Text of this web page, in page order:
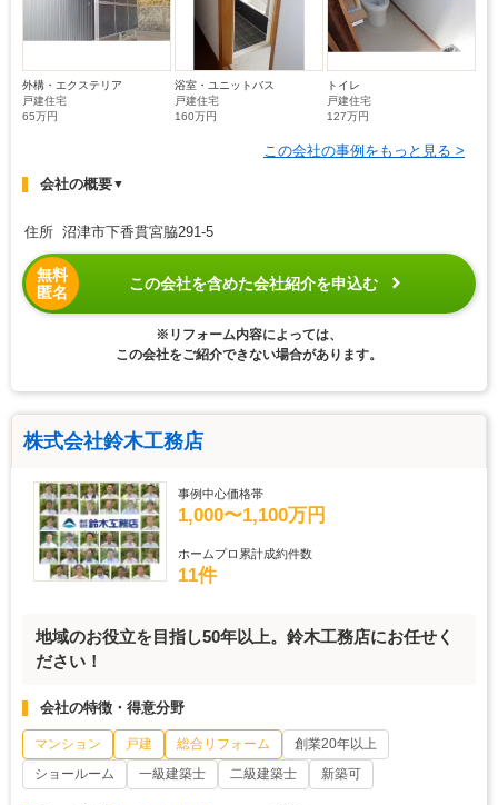
外構・エクステリア
戸建住宅
65万円
浴室・ユニットバス
戸建住宅
160万円
トイレ
戸建住宅
127万円
この会社の事例をもっと見る >
会社の概要▼
住所 沼津市下香貫宮脇291-5
無料
匿名
この会社を含めた会社紹介を申込む
※リフォーム内容によっては、
この会社をご紹介できない場合があります。
株式会社鈴木工務店
事例中心価格帯
1,000〜1,100万円
ホームプロ累計成約件数
11件
地域のお役立を目指し50年以上。鈴木工務店にお任せく
ださい！
会社の特徴・得意分野
マンション 戸建 総合リフォーム
創業20年以上
ショールーム
一級建築士 二級建築士 新築可